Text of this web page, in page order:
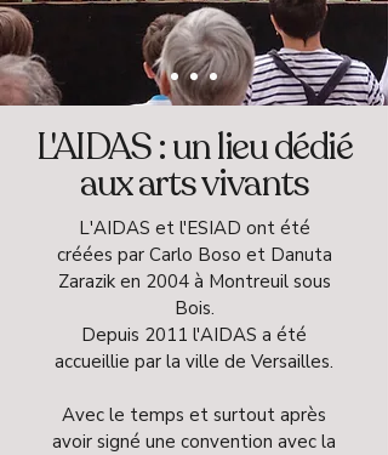
L'AIDAS : un lieu dédié
aux arts vivants
L'AIDAS et l'ESIAD ont été
créées par Carlo Boso et Danuta
Zarazik en 2004 à Montreuil sous
Bois.
Depuis 2011 l'AIDAS a été
accueillie par la ville de Versailles.
Avec le temps et surtout après
avoir signé une convention avec la